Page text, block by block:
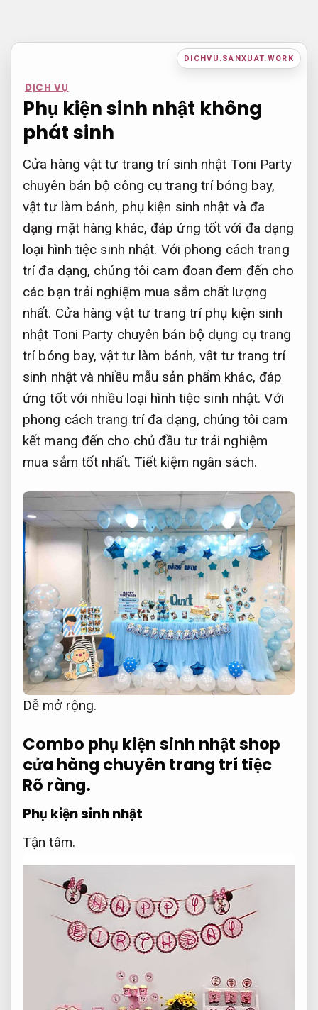
nội
DICHVU.SANXUAT.WORK
DỊCH VỤ
Phụ kiện sinh nhật không
phát sinh
Cửa hàng vật tư trang trí sinh nhật Toni Party
chuyên bán bộ công cụ trang trí bóng bay,
vật tư làm bánh, phụ kiện sinh nhật và đa
dạng mặt hàng khác, đáp ứng tốt với đa dạng
loại hình tiệc sinh nhật. Với phong cách trang
trí đa dạng, chúng tôi cam đoan đem đến cho
các bạn trải nghiệm mua sắm chất lượng
nhất. Cửa hàng vật tư trang trí phụ kiện sinh
nhật Toni Party chuyên bán bộ dụng cụ trang
trí bóng bay, vật tư làm bánh, vật tư trang trí
sinh nhật và nhiều mẫu sản phẩm khác, đáp
ứng tốt với nhiều loại hình tiệc sinh nhật. Với
phong cách trang trí đa dạng, chúng tôi cam
kết mang đến cho chủ đầu tư trải nghiệm
mua sắm tốt nhất. Tiết kiệm ngân sách.
Dễ mở rộng.
Combo phụ kiện sinh nhật shop
cửa hàng chuyên trang trí tiệc
Rõ ràng.
Phụ kiện sinh nhật
Tận tâm.